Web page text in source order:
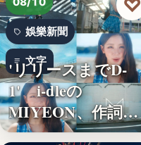
娛樂新聞
文字
'リリースまでD-
1' i-dleの
MIYEON、作詞
に…
♡